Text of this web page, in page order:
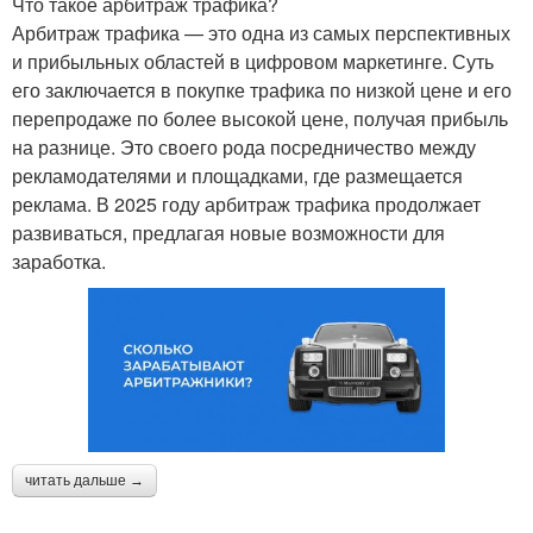
Арбитраж трафика — это одна из самых перспективных
и прибыльных областей в цифровом маркетинге. Суть
его заключается в покупке трафика по низкой цене и его
перепродаже по более высокой цене, получая прибыль
на разнице. Это своего рода посредничество между
рекламодателями и площадками, где размещается
реклама. В 2025 году арбитраж трафика продолжает
развиваться, предлагая новые возможности для
заработка.
читать дальше →